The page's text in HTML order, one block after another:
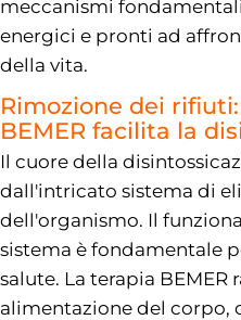
meccanismi
energici e pronti ad
della vita.
Rimozione dei
BEMER facilita la
Il cuore della
dall'intricato sistema di
dell'organismo. Il
sistema è fondamentale
salute. La terapia BEMER
alimentazione del corpo,